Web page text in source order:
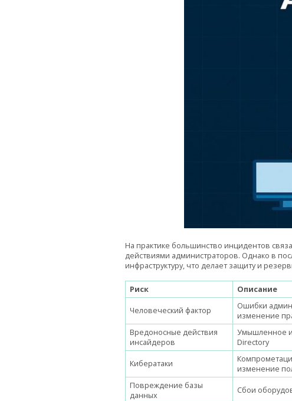
На практике большинство инцидентов
действиями администраторов. Однако в
инфраструктуру, что делает защиту и
Риск Описание
Человеческий фактор
Ошибки
изменение
Вредоносные действия
инсайдеров
Умышленное
Directory
Кибератаки
изменение
Повреждение базы
данных
Сбои